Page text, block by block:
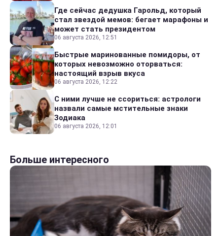
Где сейчас дедушка Гарольд, который
стал звездой мемов: бегает марафоны и
может стать президентом
06 августа 2026, 12:51
Быстрые маринованные помидоры, от
которых невозможно оторваться:
настоящий взрыв вкуса
06 августа 2026, 12:22
С ними лучше не ссориться: астрологи
назвали самые мстительные знаки
Зодиака
06 августа 2026, 12:01
Больше интересного